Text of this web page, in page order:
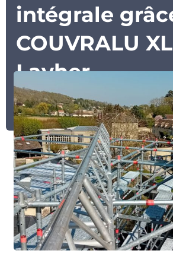
intégrale
COUVRALU
Layher